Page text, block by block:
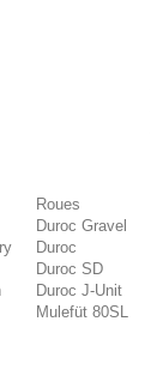
Roues
Duroc Gravel
Duroc
Duroc SD
Duroc J-Unit
Mulefüt 80SL